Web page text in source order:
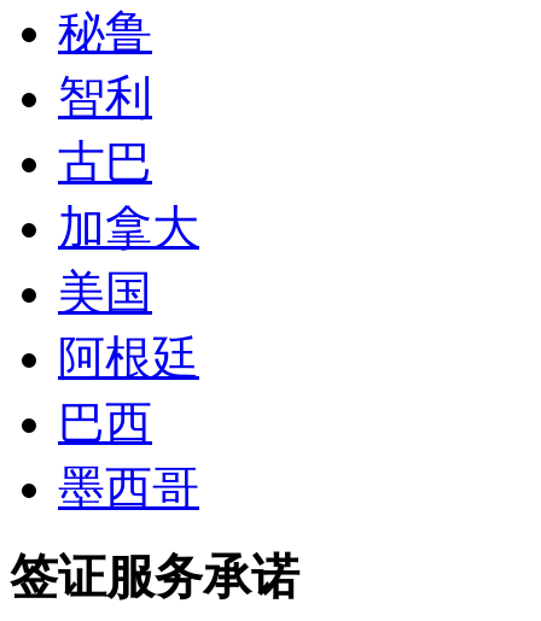
秘鲁
智利
古巴
加拿大
美国
阿根廷
巴西
墨西哥
签证服务承诺